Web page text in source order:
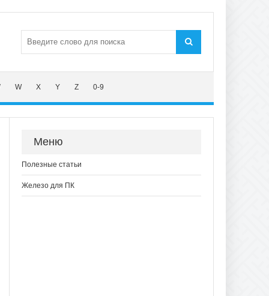
W X Y Z 0-9
Меню
Полезные статьи
Железо для ПК